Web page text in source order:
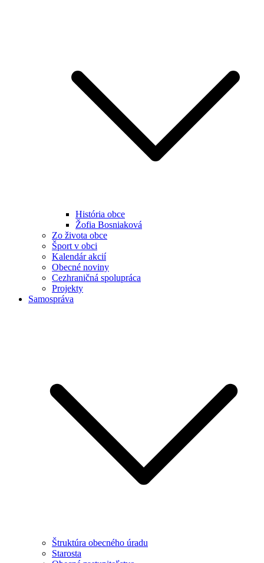
História obce
Žofia Bosniaková
Zo života obce
Šport v obci
Kalendár akcií
Obecné noviny
Cezhraničná spolupráca
Projekty
Samospráva
Štruktúra obecného úradu
Starosta